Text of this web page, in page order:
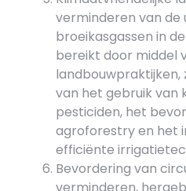
verminderen van de
broeikasgassen in
bereikt door middel
van het gebruik van
pesticiden, het
agroforestry en het
efficiënte
Bevordering van